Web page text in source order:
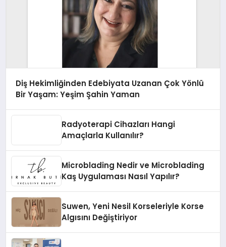
Diş Hekimliğinden Edebiyata Uzanan Çok Yönlü
Bir Yaşam: Yeşim Şahin Yaman
Radyoterapi Cihazları Hangi
Amaçlarla Kullanılır?
Microblading Nedir ve Microblading
Kaş Uygulaması Nasıl Yapılır?
Suwen, Yeni Nesil Korseleriyle Korse
Algısını Değiştiriyor